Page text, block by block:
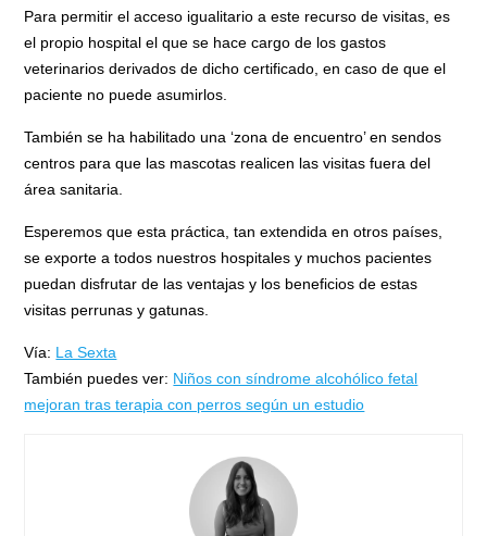
Para permitir el acceso igualitario a este recurso de visitas, es
el propio hospital el que se hace cargo de los gastos
veterinarios derivados de dicho certificado, en caso de que el
paciente no puede asumirlos.
También se ha habilitado una ‘zona de encuentro’ en sendos
centros para que las mascotas realicen las visitas fuera del
área sanitaria.
Esperemos que esta práctica, tan extendida en otros países,
se exporte a todos nuestros hospitales y muchos pacientes
puedan disfrutar de las ventajas y los beneficios de estas
visitas perrunas y gatunas.
Vía: La Sexta
También puedes ver: Niños con síndrome alcohólico fetal
mejoran tras terapia con perros según un estudio